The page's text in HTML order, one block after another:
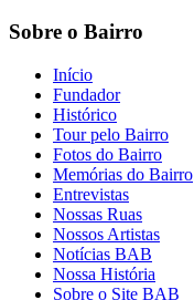
Sobre o Bairro
Início
Fundador
Histórico
Tour pelo Bairro
Fotos do Bairro
Memórias do Bairro
Entrevistas
Nossas Ruas
Nossos Artistas
Notícias BAB
Nossa História
Sobre o Site BAB